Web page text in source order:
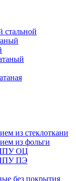
стальной
из стеклоткани
из фольги
ППУ ОЦ
ППУ ПЭ
без покрытия